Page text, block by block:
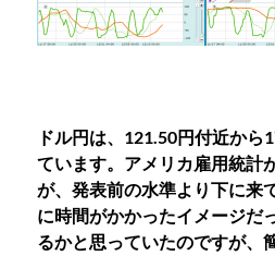
ドル円は、121.50円付近から
ています。アメリカ雇用統計
が、発表前の水準より下に来
に時間がかかったイメージだ
るかと思っていたのですが、